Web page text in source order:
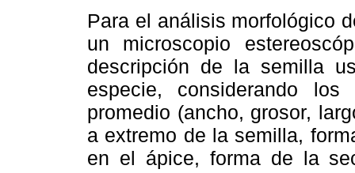
Para el análisis morfológico
un microscopio
descripción de la semilla
especie, considerando los
promedio (ancho, grosor,
a extremo de la semilla,
en el ápice, forma de la